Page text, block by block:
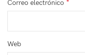
Correo electrónico *
Web